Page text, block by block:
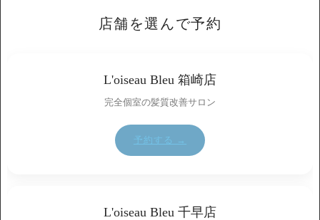
店舗を選んで予約
L'oiseau Bleu 箱崎店
完全個室の髪質改善サロン
予約する →
L'oiseau Bleu 千早店